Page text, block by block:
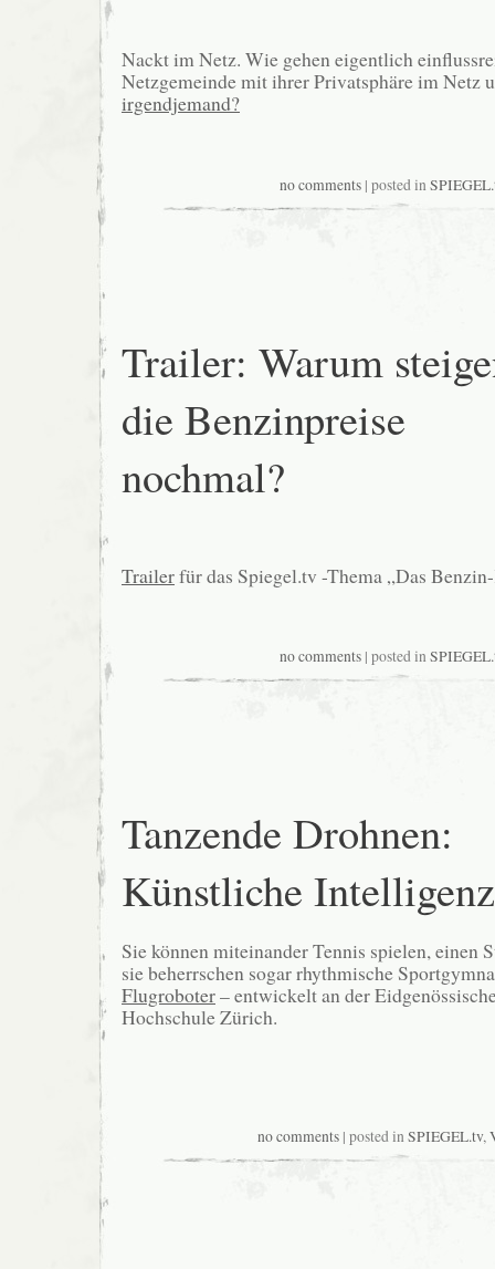
Nackt im Netz. Wie gehen eigentlich
Netzgemeinde mit ihrer Privatsphäre im Netz
irgendjemand?
no comments| posted in
Trailer: Warum
die Benzinpreise
nochmal?
Trailerfür das Spiegel.tv -Thema „Das
no comments| posted in
Tanzende Drohnen:
Künstliche Intelligenz
Sie können miteinander Tennis spielen, einen
sie beherrschen sogar rhythmische
Flugroboter– entwickelt an der
Hochschule Zürich.
no comments | posted inSPIEGEL.tv,